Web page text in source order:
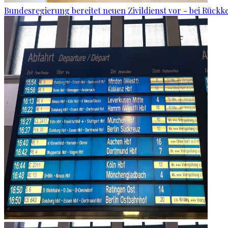
Bundesregierung bereitet neuen Zivildienst vor - bei